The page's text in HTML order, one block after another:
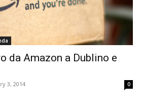
da Amazon a Dublino e
3, 2014 0